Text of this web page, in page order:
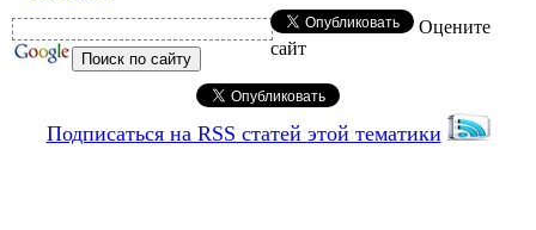
Оцените
сайт
Подписаться на RSS статей этой тематики